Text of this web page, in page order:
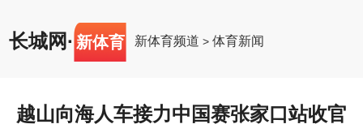
长城网· 新体育 新体育频道 >体育新闻
越山向海人车接力中国赛张家口站收官